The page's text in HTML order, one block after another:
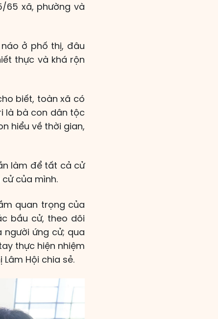
65 xã, phường và
ở phố thị, đâu
thực và khá rộn
biết, toàn xã có
là bà con dân tộc
hiểu về thời gian,
làm để tất cả cử
của mình.
quan trọng của
bầu cử, theo dõi
ứng cử; qua
thực hiện nhiệm
Hội chia sẻ.